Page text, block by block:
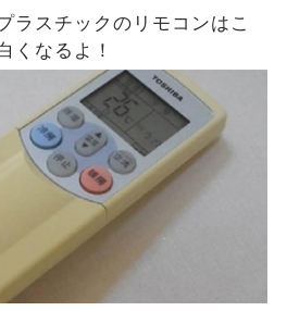
ラスチックのリモコンはこ
くなるよ！